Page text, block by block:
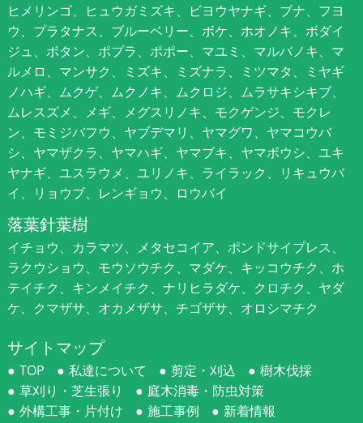
ヒメリンゴ、ヒュウガミズキ、ビヨウヤナギ、ブナ、フヨ
ウ、プラタナス、ブルーベリー、ボケ、ホオノキ、ボダイ
ジュ、ボタン、ポプラ、ポポー、マユミ、マルバノキ、マ
ルメロ、マンサク、ミズキ、ミズナラ、ミツマタ、ミヤギ
ノハギ、ムクゲ、ムクノキ、ムクロジ、ムラサキシキブ、
ムレスズメ、メギ、メグスリノキ、モクゲンジ、モクレ
ン、モミジバフウ、ヤブデマリ、ヤマグワ、ヤマコウバ
シ、ヤマザクラ、ヤマハギ、ヤマブキ、ヤマボウシ、ユキ
ヤナギ、ユスラウメ、ユリノキ、ライラック、リキュウバ
イ、リョウブ、レンギョウ、ロウバイ
落葉針葉樹
イチョウ、カラマツ、メタセコイア、ポンドサイプレス、
ラクウショウ、モウソウチク、マダケ、キッコウチク、ホ
テイチク、キンメイチク、ナリヒラダケ、クロチク、ヤダ
ケ、クマザサ、オカメザサ、チゴザサ、オロシマチク
サイトマップ
TOP 私達について 剪定・刈込
樹木伐採
草刈り・芝生張り
庭木消毒・防虫対策
外構工事・片付け
施工事例
新着情報